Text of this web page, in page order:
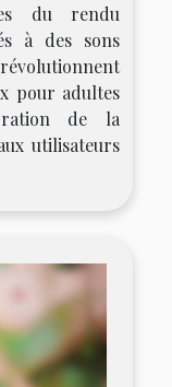
du rendu
à des sons
pour adultes
de la
utilisateurs